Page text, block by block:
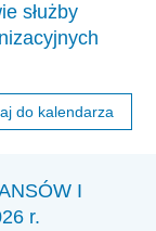
służby
do kalendarza
I
r.